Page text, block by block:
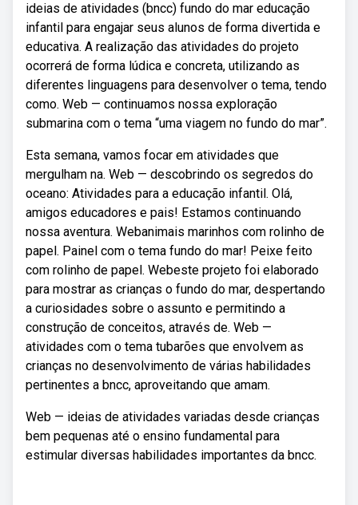
ideias de atividades (bncc) fundo do mar educação
infantil para engajar seus alunos de forma divertida e
educativa. A realização das atividades do projeto
ocorrerá de forma lúdica e concreta, utilizando as
diferentes linguagens para desenvolver o tema, tendo
como. Web — continuamos nossa exploração
submarina com o tema “uma viagem no fundo do mar”.
Esta semana, vamos focar em atividades que
mergulham na. Web — descobrindo os segredos do
oceano: Atividades para a educação infantil. Olá,
amigos educadores e pais! Estamos continuando
nossa aventura. Webanimais marinhos com rolinho de
papel. Painel com o tema fundo do mar! Peixe feito
com rolinho de papel. Webeste projeto foi elaborado
para mostrar as crianças o fundo do mar, despertando
a curiosidades sobre o assunto e permitindo a
construção de conceitos, através de. Web —
atividades com o tema tubarões que envolvem as
crianças no desenvolvimento de várias habilidades
pertinentes a bncc, aproveitando que amam.
Web — ideias de atividades variadas desde crianças
bem pequenas até o ensino fundamental para
estimular diversas habilidades importantes da bncc.